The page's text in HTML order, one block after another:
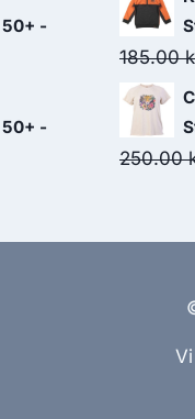
50+ -
50+ -
185.00
250.00